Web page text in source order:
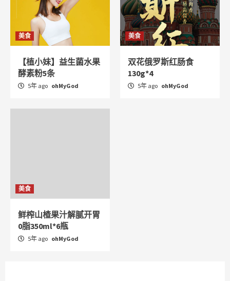
美食
【植小妹】益生菌水果
酵素粉5条
5年 ago ohMyGod
美食
双花俄罗斯红肠食
130g*4
5年 ago ohMyGod
美食
鲜榨山楂果汁解腻开胃
0脂350ml*6瓶
5年 ago ohMyGod